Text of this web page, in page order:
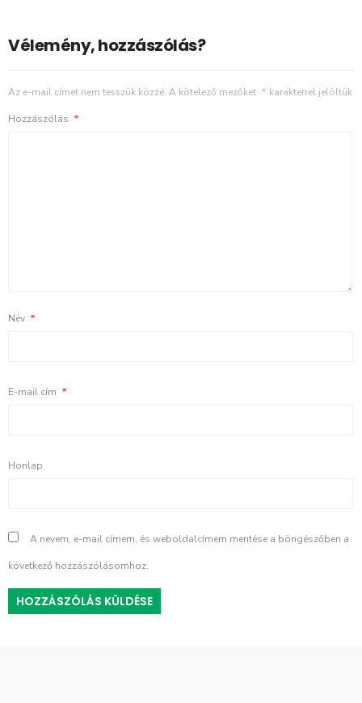
Vélemény, hozzászólás?
Az e-mail címet nem tesszük közzé. A kötelező mezőket * karakterrel jelöltük
Hozzászólás *
Név *
E-mail cím *
Honlap
A nevem, e-mail címem, és weboldalcímem mentése a böngészőben a
következő hozzászólásomhoz.